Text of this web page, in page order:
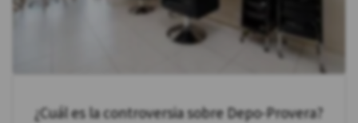
¿Cuál es la controversia sobre Depo-Provera?